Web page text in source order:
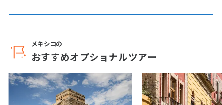
メキシコの
おすすめオプショナルツアー